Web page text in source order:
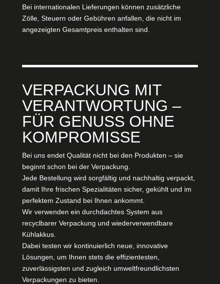
Bei internationalen Lieferungen können zusätzliche
Zölle, Steuern oder Gebühren anfallen, die nicht im
angezeigten Gesamtpreis enthalten sind.
VERPACKUNG MIT
VERANTWORTUNG –
FÜR GENUSS OHNE
KOMPROMISSE
Bei uns endet Qualität nicht bei den Produkten – sie
beginnt schon bei der Verpackung.
Jede Bestellung wird sorgfältig und nachhaltig verpackt,
damit Ihre frischen Spezialitäten sicher, gekühlt und im
perfektem Zustand bei Ihnen ankommt.
Wir verwenden ein durchdachtes System aus
recyclbarer Verpackung und wiederverwendbare
Kühlakkus.
Dabei testen wir kontinuierlich neue, innovative
Lösungen, um Ihnen stets die effizientesten,
zuverlässigsten und zugleich umweltfreundlichsten
Verpackungen zu bieten.